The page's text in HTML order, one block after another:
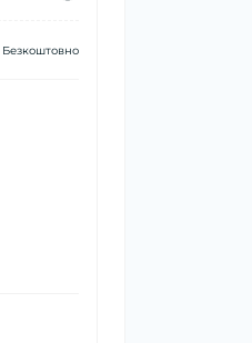
Безкоштовно